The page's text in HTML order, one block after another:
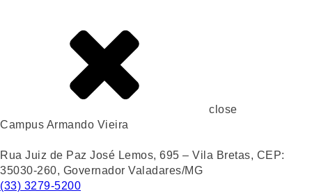
close
Campus Armando Vieira
Rua Juiz de Paz José Lemos, 695 – Vila Bretas, CEP:
35030-260, Governador Valadares/MG
(33) 3279-5200